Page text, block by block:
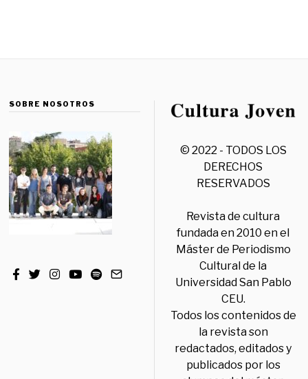
SOBRE NOSOTROS
© 2022 - TODOS LOS
DERECHOS
RESERVADOS
Revista de cultura
fundada en 2010 en el
Máster de Periodismo
Cultural de la
Universidad San Pablo
CEU.
Todos los contenidos de
la revista son
redactados, editados y
publicados por los